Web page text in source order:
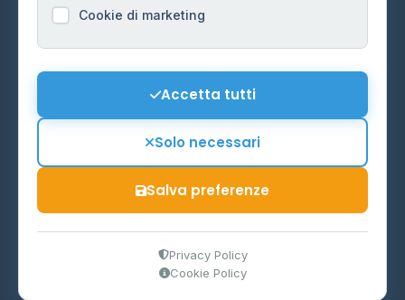
Preferenze Cookie
Mappa del sito
P.IVA 03859300364
Ministero delle Imprese e del Made in Italy
Cookie di marketing
Accetta tutti
Solo necessari
Salva preferenze
Privacy Policy
Cookie Policy